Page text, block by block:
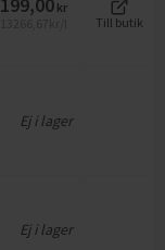
kr
Till butik
Ej i lager
Ej i lager